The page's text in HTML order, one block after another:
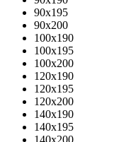
90x195
90x200
100x190
100x195
100x200
120x190
120x195
120x200
140x190
140x195
140x200